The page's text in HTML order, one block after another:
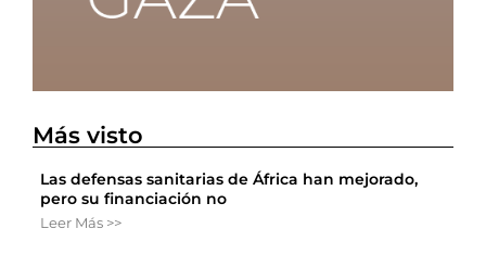
Más visto
Las defensas sanitarias de África han mejorado,
pero su financiación no
Leer Más >>